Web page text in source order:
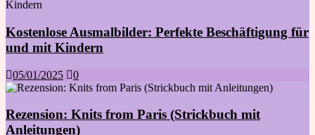
Kostenlose Ausmalbilder: Perfekte Beschäftigung für
und mit Kindern
05/01/2025 0
Rezension: Knits from Paris (Strickbuch mit
Anleitungen)